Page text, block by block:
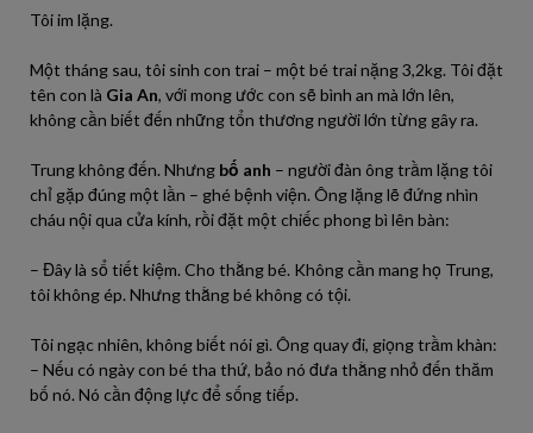
Tôi im lặng.
Một tháng sau, tôi sinh con trai – một bé trai nặng 3,2kg. Tôi đặt
tên con là Gia An, với mong ước con sẽ bình an mà lớn lên,
không cần biết đến những tổn thương người lớn từng gây ra.
Trung không đến. Nhưng bố anh – người đàn ông trầm lặng tôi
chỉ gặp đúng một lần – ghé bệnh viện. Ông lặng lẽ đứng nhìn
cháu nội qua cửa kính, rồi đặt một chiếc phong bì lên bàn:
– Đây là sổ tiết kiệm. Cho thằng bé. Không cần mang họ Trung,
tôi không ép. Nhưng thằng bé không có tội.
Tôi ngạc nhiên, không biết nói gì. Ông quay đi, giọng trầm khàn:
– Nếu có ngày con bé tha thứ, bảo nó đưa thằng nhỏ đến thăm
bố nó. Nó cần động lực để sống tiếp.